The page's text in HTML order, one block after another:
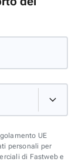
UE
personali per
di Fastweb e